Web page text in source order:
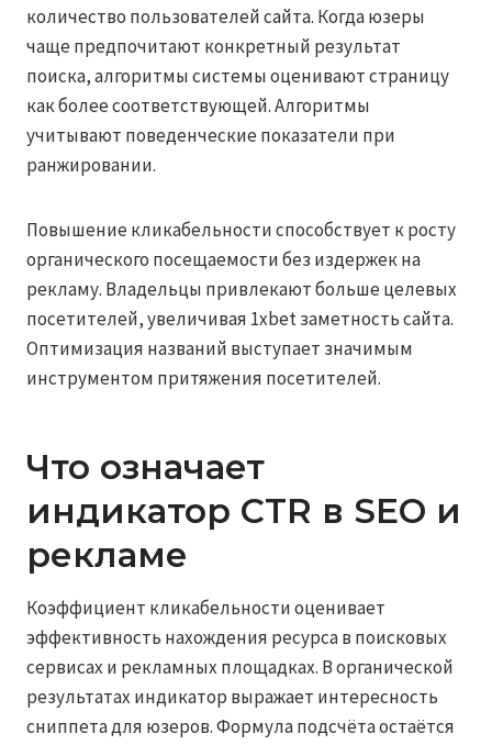
количество пользователей сайта. Когда юзеры
чаще предпочитают конкретный результат
поиска, алгоритмы системы оценивают страницу
как более соответствующей. Алгоритмы
учитывают поведенческие показатели при
ранжировании.
Повышение кликабельности способствует к росту
органического посещаемости без издержек на
рекламу. Владельцы привлекают больше целевых
посетителей, увеличивая 1xbet заметность сайта.
Оптимизация названий выступает значимым
инструментом притяжения посетителей.
Что означает
индикатор CTR в SEO и
рекламе
Коэффициент кликабельности оценивает
эффективность нахождения ресурса в поисковых
сервисах и рекламных площадках. В органической
результатах индикатор выражает интересность
сниппета для юзеров. Формула подсчёта остаётся